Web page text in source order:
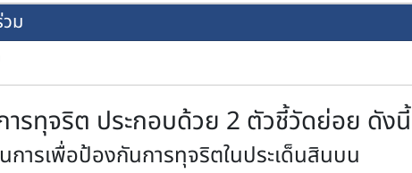
ม
รทุจริต ประกอบด้วย 2 ตัวชี้วัดย่อย ดังนี้
ารเพื่อป้องกันการทุจริตในประเด็นสินบน